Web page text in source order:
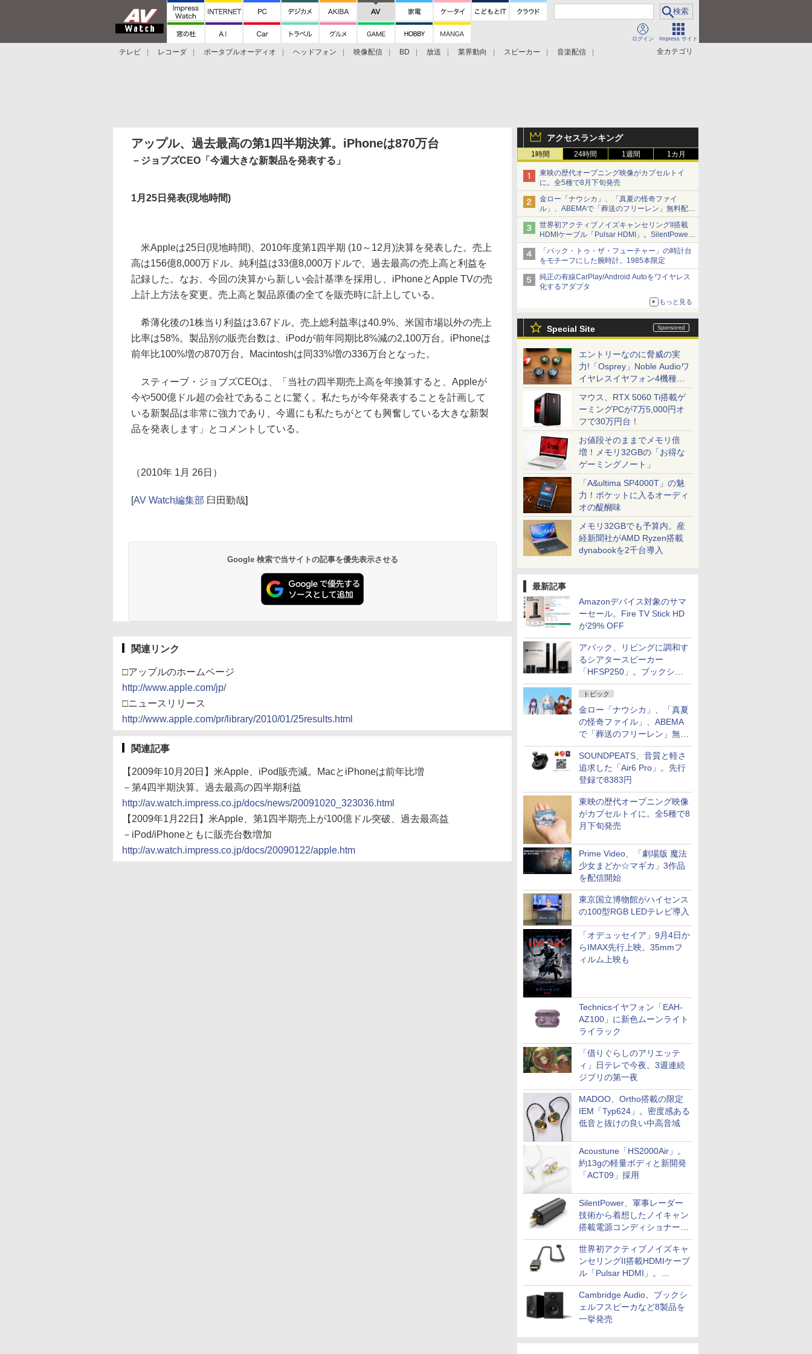
ログイン Impress サイト
全カテゴリ
テレビ レコーダ ポータブルオーディオ ヘッドフォン 映像配信 BD 放送 業界動向 スピーカー
音楽配信
アクセスランキング
1時間 24時間 1週間 1カ月
東映の歴代オープニング映像がカプセルトイ
に。全5種で8月下旬発売
金ロー「ナウシカ」、「真夏の怪奇ファイ
ル」、ABEMAで「葬送のフリーレン」無料配信
など。夏の特番・配信情報
世界初アクティブノイズキャンセリングII搭載
HDMIケーブル「Pulsar HDMI」。SilentPower
から
「バック・トゥ・ザ・フューチャー」の時計台
をモチーフにした腕時計。1985本限定
純正の有線CarPlay/Android Autoをワイヤレス
化するアダプタ
もっと見る
Special Site
エントリーなのに脅威の実
力!「Osprey」Noble Audioワ
イヤレスイヤフォン4機種を
一気に聴く
マウス、RTX 5060 Ti搭載ゲ
ーミングPCが7万5,000円オ
フで30万円台！
お値段そのままでメモリ倍
増！メモリ32GBの「お得な
ゲーミングノート」
「A&ultima SP4000T」の魅
力！ポケットに入るオーディ
オの醍醐味
メモリ32GBでも予算内。産
経新聞社がAMD Ryzen搭載
dynabookを2千台導入
最新記事
Amazonデバイス対象のサマ
ーセール。Fire TV Stick HD
が29% OFF
アバック、リビングに調和す
るシアタースピーカー
「HFSP250」。ブックシェ
ルフはペア3万円以下
トピック
金ロー「ナウシカ」、「真夏
の怪奇ファイル」、ABEMA
で「葬送のフリーレン」無料
配信など。夏の特番・配信情
報
SOUNDPEATS、音質と軽さ
追求した「Air6 Pro」。先行
登録で8383円
東映の歴代オープニング映像
がカプセルトイに。全5種で8
月下旬発売
Prime Video、「劇場版 魔法
少女まどか☆マギカ」3作品
を配信開始
東京国立博物館がハイセンス
の100型RGB LEDテレビ導入
「オデュッセイア」9月4日か
らIMAX先行上映。35mmフ
ィルム上映も
Technicsイヤフォン「EAH-
AZ100」に新色ムーンライト
ライラック
「借りぐらしのアリエッテ
ィ」日テレで今夜。3週連続
ジブリの第一夜
MADOO、Ortho搭載の限定
IEM「Typ624」。密度感ある
低音と抜けの良い中高音域
Acoustune「HS2000Air」。
約13gの軽量ボディと新開発
「ACT09」採用
SilentPower、軍事レーダー
技術から着想したノイキャン
搭載電源コンディショナー
「AC iPurifier2」
世界初アクティブノイズキャ
ンセリングII搭載HDMIケーブ
ル「Pulsar HDMI」。
SilentPowerから
Cambridge Audio、ブックシ
ェルフスピーカなど8製品を
一挙発売
アップル、過去最高の第1四半期決算。iPhoneは870万台
－ジョブズCEO「今週大きな新製品を発表する」
1月25日発表(現地時間)
米Appleは25日(現地時間)、2010年度第1四半期 (10～12月)決算を発表した。売上
高は156億8,000万ドル、純利益は33億8,000万ドルで、過去最高の売上高と利益を
記録した。なお、今回の決算から新しい会計基準を採用し、iPhoneとApple TVの売
上計上方法を変更。売上高と製品原価の全てを販売時に計上している。
希薄化後の1株当り利益は3.67ドル。売上総利益率は40.9%、米国市場以外の売上
比率は58%。製品別の販売台数は、iPodが前年同期比8%減の2,100万台。iPhoneは
前年比100%増の870万台。Macintoshは同33%増の336万台となった。
スティーブ・ジョブズCEOは、「当社の四半期売上高を年換算すると、Appleが
今や500億ドル超の会社であることに驚く。私たちが今年発表することを計画して
いる新製品は非常に強力であり、今週にも私たちがとても興奮している大きな新製
品を発表します」とコメントしている。
（2010年 1月 26日）
[AV Watch編集部 臼田勤哉]
Google 検索で当サイトの記事を優先表示させる
関連リンク
□アップルのホームページ
http://www.apple.com/jp/
□ニュースリリース
http://www.apple.com/pr/library/2010/01/25results.html
関連記事
【2009年10月20日】米Apple、iPod販売減。MacとiPhoneは前年比増
－第4四半期決算。過去最高の四半期利益
http://av.watch.impress.co.jp/docs/news/20091020_323036.html
【2009年1月22日】米Apple、第1四半期売上が100億ドル突破、過去最高益
－iPod/iPhoneともに販売台数増加
http://av.watch.impress.co.jp/docs/20090122/apple.htm